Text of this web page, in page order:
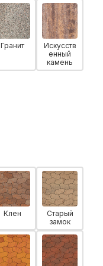
Гранит
Искусств
енный
камень
Клен
Старый
замок